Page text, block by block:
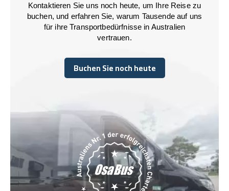
Kontaktieren Sie uns noch heute, um Ihre Reise zu
buchen, und erfahren Sie, warum Tausende auf uns
für ihre Transportbedürfnisse in Australien
vertrauen.
Buchen Sie noch heute
Buchen Sie noch heute